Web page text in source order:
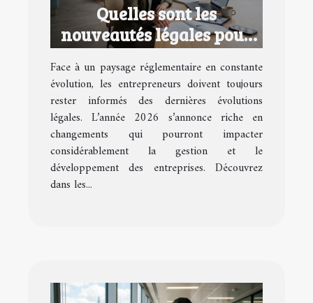
Quelles sont les
nouveautés légales pour
les entrepreneurs en 2026
?
Face à un paysage réglementaire en constante
évolution, les entrepreneurs doivent toujours
rester informés des dernières évolutions
légales. L’année 2026 s’annonce riche en
changements qui pourront impacter
considérablement la gestion et le
développement des entreprises. Découvrez
dans les...